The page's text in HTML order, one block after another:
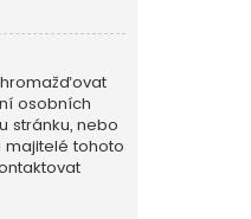
osobních
stránku, nebo
majitelé tohoto